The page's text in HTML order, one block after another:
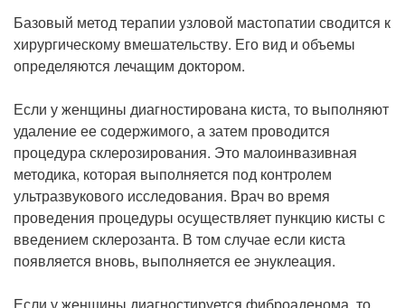
Базовый метод терапии узловой мастопатии сводится к
хирургическому вмешательству. Его вид и объемы
определяются лечащим доктором.
Если у женщины диагностирована киста, то выполняют
удаление ее содержимого, а затем проводится
процедура склерозирования. Это малоинвазивная
методика, которая выполняется под контролем
ультразвукового исследования. Врач во время
проведения процедуры осуществляет пункцию кисты с
введением склерозанта. В том случае если киста
появляется вновь, выполняется ее энуклеация.